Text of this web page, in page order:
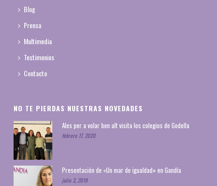
Blog
Prensa
Multimedia
Testimonios
Contacto
NO TE PIERDAS NUESTRAS NOVEDADES
Ales per a volar ben alt visita los colegios de Godella
febrero 17, 2020
Presentación de «Un mar de igualdad» en Gandía
julio 3, 2019